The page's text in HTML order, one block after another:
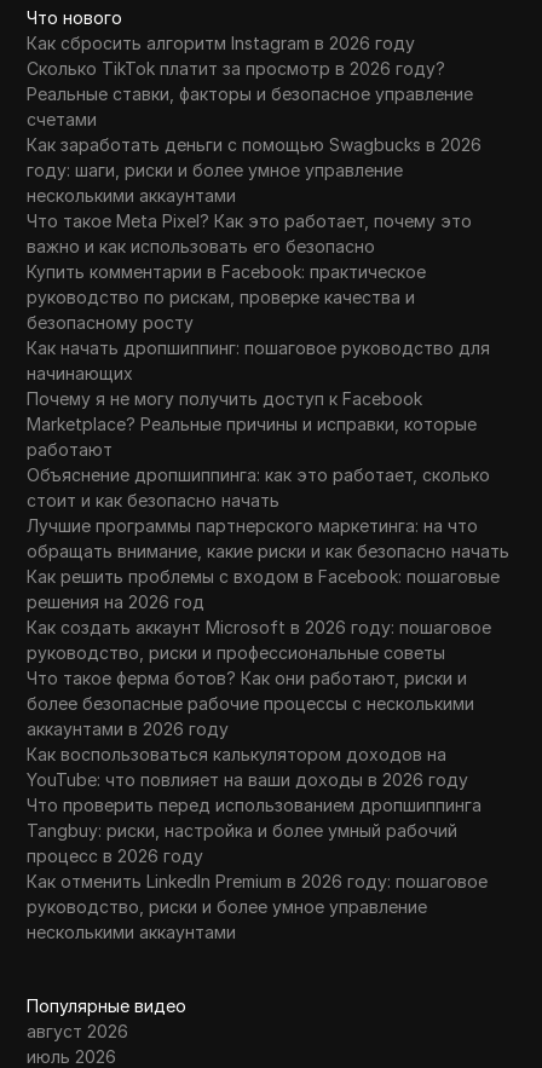
Что нового
Как сбросить алгоритм Instagram в 2026 году
Сколько TikTok платит за просмотр в 2026 году?
Реальные ставки, факторы и безопасное управление
счетами
Как заработать деньги с помощью Swagbucks в 2026
году: шаги, риски и более умное управление
несколькими аккаунтами
Что такое Meta Pixel? Как это работает, почему это
важно и как использовать его безопасно
Купить комментарии в Facebook: практическое
руководство по рискам, проверке качества и
безопасному росту
Как начать дропшиппинг: пошаговое руководство для
начинающих
Почему я не могу получить доступ к Facebook
Marketplace? Реальные причины и исправки, которые
работают
Объяснение дропшиппинга: как это работает, сколько
стоит и как безопасно начать
Лучшие программы партнерского маркетинга: на что
обращать внимание, какие риски и как безопасно начать
Как решить проблемы с входом в Facebook: пошаговые
решения на 2026 год
Как создать аккаунт Microsoft в 2026 году: пошаговое
руководство, риски и профессиональные советы
Что такое ферма ботов? Как они работают, риски и
более безопасные рабочие процессы с несколькими
аккаунтами в 2026 году
Как воспользоваться калькулятором доходов на
YouTube: что повлияет на ваши доходы в 2026 году
Что проверить перед использованием дропшиппинга
Tangbuy: риски, настройка и более умный рабочий
процесс в 2026 году
Как отменить LinkedIn Premium в 2026 году: пошаговое
руководство, риски и более умное управление
несколькими аккаунтами
Популярные видео
август 2026
июль 2026